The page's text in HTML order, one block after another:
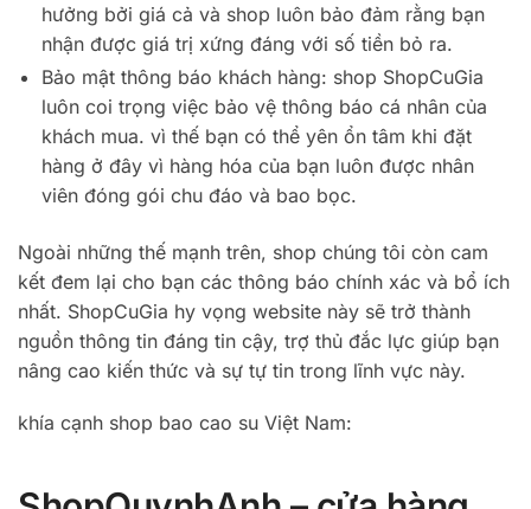
hưởng bởi giá cả và shop luôn bảo đảm rằng bạn
nhận được giá trị xứng đáng với số tiền bỏ ra.
Bảo mật thông báo khách hàng: shop ShopCuGia
luôn coi trọng việc bảo vệ thông báo cá nhân của
khách mua. vì thế bạn có thể yên ổn tâm khi đặt
hàng ở đây vì hàng hóa của bạn luôn được nhân
viên đóng gói chu đáo và bao bọc.
Ngoài những thế mạnh trên, shop chúng tôi còn cam
kết đem lại cho bạn các thông báo chính xác và bổ ích
nhất. ShopCuGia hy vọng website này sẽ trở thành
nguồn thông tin đáng tin cậy, trợ thủ đắc lực giúp bạn
nâng cao kiến ​​thức và sự tự tin trong lĩnh vực này.
khía cạnh shop bao cao su Việt Nam: